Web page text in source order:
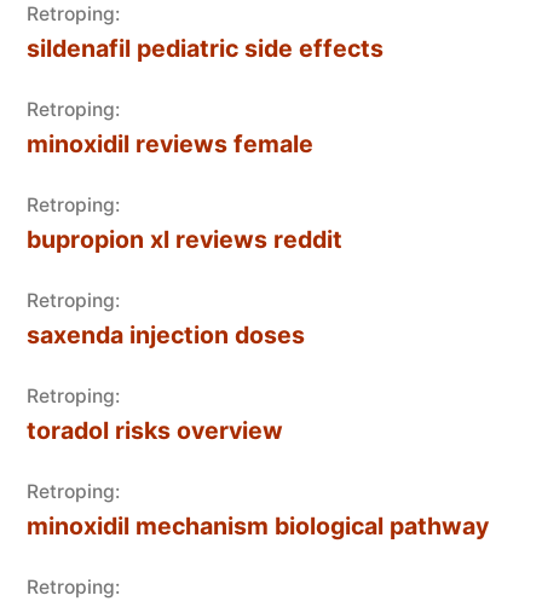
Retroping:
sildenafil pediatric side effects
Retroping:
minoxidil reviews female
Retroping:
bupropion xl reviews reddit
Retroping:
saxenda injection doses
Retroping:
toradol risks overview
Retroping:
minoxidil mechanism biological pathway
Retroping: